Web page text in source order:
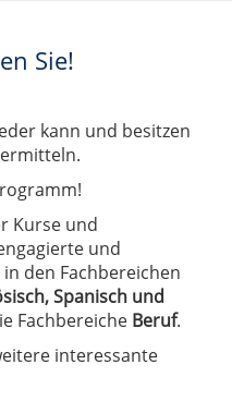
Sie!
kann und besitzen
Kurse und
und
den Fachbereichen
Spanisch und
Fachbereiche Beruf.
interessante